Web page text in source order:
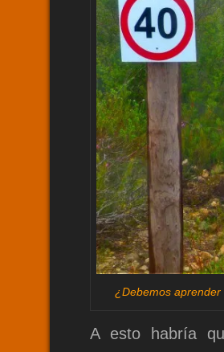
¿Debemos
A esto habría